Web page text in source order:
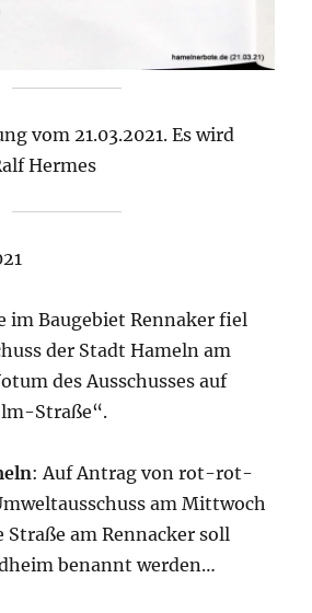
vom 21.03.2021. Es wird
Hermes
im Baugebiet Rennaker fiel
der Stadt Hameln am
des Ausschusses auf
Straße“.
: Auf Antrag von rot-rot-
am Mittwoch
Straße am Rennacker soll
benannt werden…